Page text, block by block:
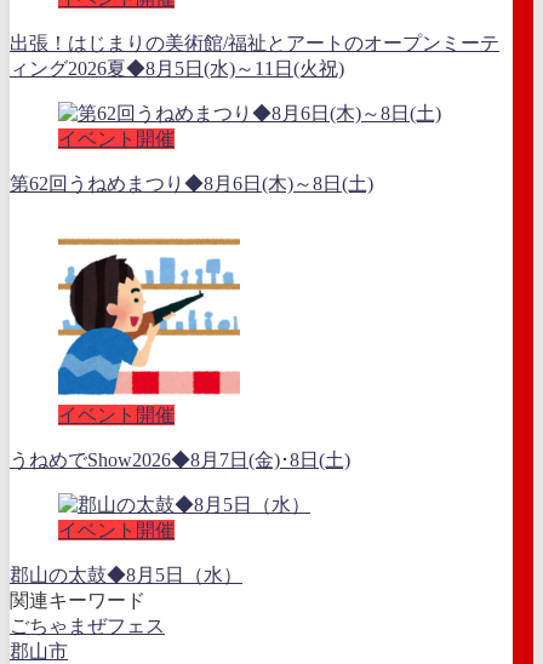
出張！はじまりの美術館/福祉とアートのオープンミーテ
ィング2026夏◆8月5日(水)～11日(火祝)
イベント開催
第62回うねめまつり◆8月6日(木)～8日(土)
イベント開催
うねめでShow2026◆8月7日(金)･8日(土)
イベント開催
郡山の太鼓◆8月5日（水）
関連キーワード
ごちゃまぜフェス
郡山市